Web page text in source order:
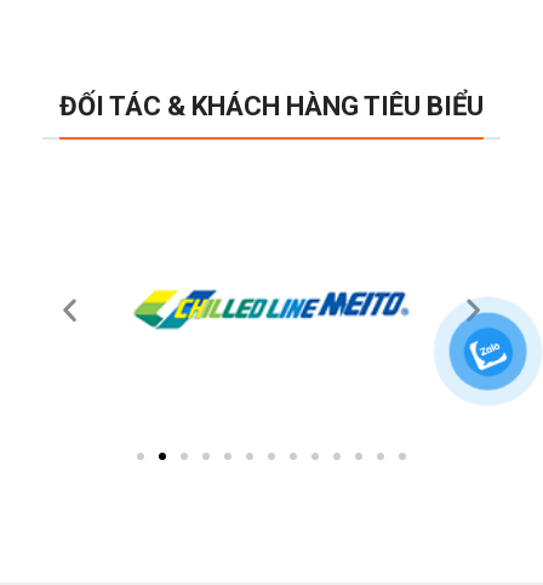
ĐỐI TÁC & KHÁCH HÀNG TIÊU BIỂU